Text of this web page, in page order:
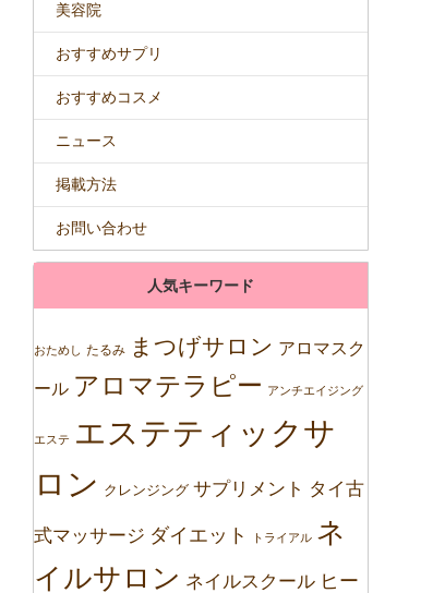
美容院
おすすめサプリ
おすすめコスメ
ニュース
掲載方法
お問い合わせ
人気キーワード
おためし たるみ まつげサロン アロマスク
ール アロマテラピー アンチエイジング
エステ エステティックサ
ロン クレンジング サプリメント タイ古
式マッサージ ダイエット トライアル ネ
イルサロン ネイルスクール ヒー